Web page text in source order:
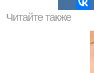
Читайте также